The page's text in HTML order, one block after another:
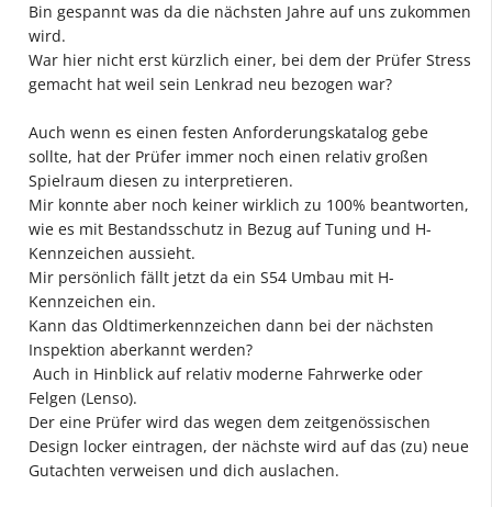
Bin gespannt was da die nächsten Jahre auf uns zukommen
wird.
War hier nicht erst kürzlich einer, bei dem der Prüfer Stress
gemacht hat weil sein Lenkrad neu bezogen war?
Auch wenn es einen festen Anforderungskatalog gebe
sollte, hat der Prüfer immer noch einen relativ großen
Spielraum diesen zu interpretieren.
Mir konnte aber noch keiner wirklich zu 100% beantworten,
wie es mit Bestandsschutz in Bezug auf Tuning und H-
Kennzeichen aussieht.
Mir persönlich fällt jetzt da ein S54 Umbau mit H-
Kennzeichen ein.
Kann das Oldtimerkennzeichen dann bei der nächsten
Inspektion aberkannt werden?
Auch in Hinblick auf relativ moderne Fahrwerke oder
Felgen (Lenso).
Der eine Prüfer wird das wegen dem zeitgenössischen
Design locker eintragen, der nächste wird auf das (zu) neue
Gutachten verweisen und dich auslachen.